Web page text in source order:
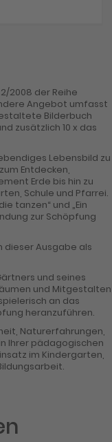
2008 der Reihe
Angebot umfasst
Bilderbuch
zusätzlich 10 x das
Lebensbild zu
Entdecken,
Erde bis hin zu
Schule und Pfarrei.
tanzen“ und „Ein
zur Schöpfung
dieser Ausgabe als
und seines
und Mitgestalten
an das
heranzuführen.
Naturerfahrungen,
Ihrer pädagogischen
im Kindergarten,